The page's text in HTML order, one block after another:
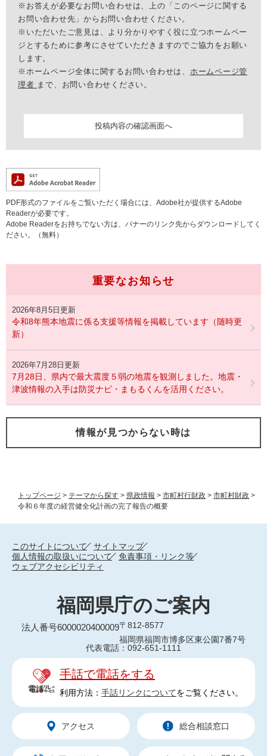
トップページ > テーマから探す > 県政情報 > 市町村行財政 > 市町村財政 >
令和６年度の経営健全化計画の完了報告の概要
※お答えが必要なお問い合わせは、上の「このページに関する
お問い合わせ先」からお問い合わせください。
※いただいたご意見は、より分かりやすく役に立つホームペー
ジとするために参考にさせていただきますのでご協力をお願い
します。
※ホームページ全体に関するお問い合わせは、 ホームページ管
理者 まで、お問い合わせください。
PDF形式のファイルをご覧いただく場合には、Adobe社が提供するAdobe
Readerが必要です。
Adobe Readerをお持ちでない方は、バナーのリンク先からダウンロードしてく
ださい。（無料）
重要なお知らせ
2026年8月5日更新
令和8年熊本地震に係る支援等情報を掲載しています（随時更
新）
2026年7月28日更新
7月28日、県内で最大震度５弱の地震を観測しました。地震・
津波情報の入手は防災ナビ・まもるくんを活用ください。
情報が見つからない時は
このサイトについて
サイトマップ
個人情報の取扱いについて
免責事項・リンク等
ウェブアクセシビリティ
福岡県庁のご案内
法人番号6000020400009〒812-8577
福岡県福岡市博多区東公園7番7号
代表電話：092-651-1111
手話で電話をする
利用方法： 手話リンクについてをご覧ください。
アクセス 総合相談窓口